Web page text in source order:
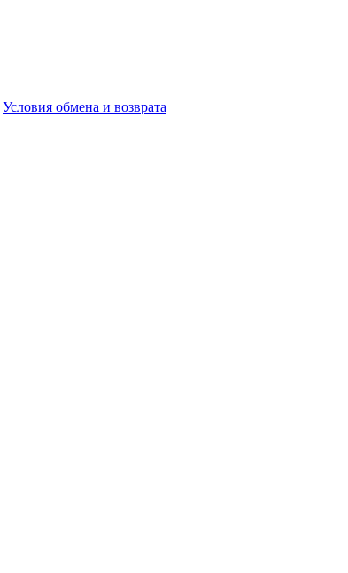
Условия обмена и возврата